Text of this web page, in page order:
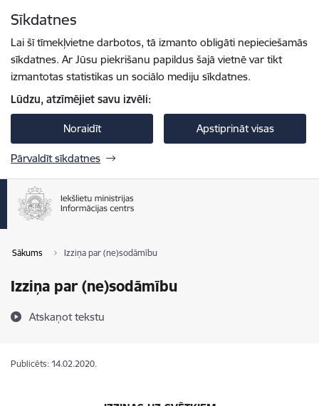
Sīkdatnes
Lai šī tīmekļvietne darbotos, tā izmanto obligāti nepieciešamās
sīkdatnes. Ar Jūsu piekrišanu papildus šajā vietnē var tikt
izmantotas statistikas un sociālo mediju sīkdatnes.
Lūdzu, atzīmējiet savu izvēli:
Noraidīt Apstiprināt visas
Pārvaldīt sīkdatnes
Sākums Izziņa par (ne)sodāmību
Izziņa par (ne)sodāmību
Atskaņot tekstu
Publicēts: 14.02.2020.